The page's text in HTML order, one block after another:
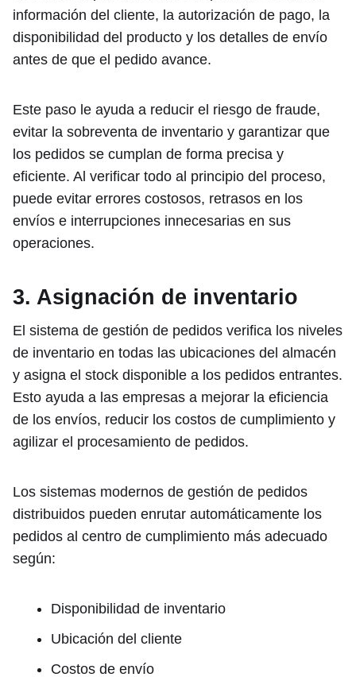
información del cliente, la autorización de pago, la
disponibilidad del producto y los detalles de envío
antes de que el pedido avance.
Este paso le ayuda a reducir el riesgo de fraude,
evitar la sobreventa de inventario y garantizar que
los pedidos se cumplan de forma precisa y
eficiente. Al verificar todo al principio del proceso,
puede evitar errores costosos, retrasos en los
envíos e interrupciones innecesarias en sus
operaciones.
3. Asignación de inventario
El sistema de gestión de pedidos verifica los niveles
de inventario en todas las ubicaciones del almacén
y asigna el stock disponible a los pedidos entrantes.
Esto ayuda a las empresas a mejorar la eficiencia
de los envíos, reducir los costos de cumplimiento y
agilizar el procesamiento de pedidos.
Los sistemas modernos de gestión de pedidos
distribuidos pueden enrutar automáticamente los
pedidos al centro de cumplimiento más adecuado
según:
Disponibilidad de inventario
Ubicación del cliente
Costos de envío